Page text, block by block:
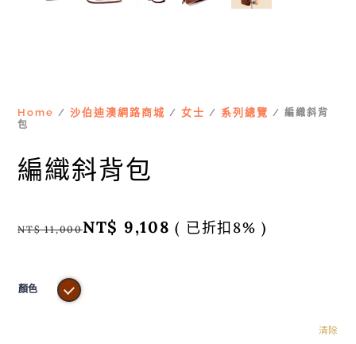
Home /沙伯迪澳網路商城 /女士 / 系列總覽 / 編織斜背
包
編織斜背包
NT$11,000NT$ 9,108 ( 已折扣8% )
顏色
清除